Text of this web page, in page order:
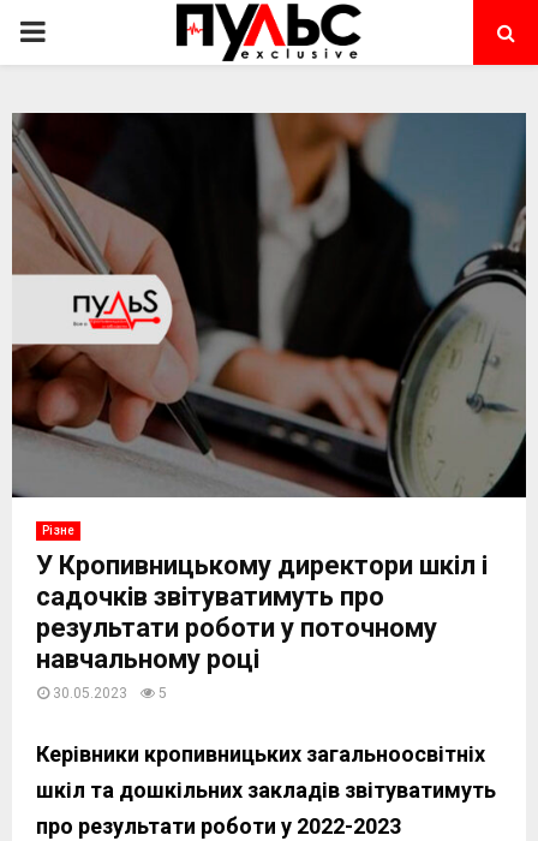
PRIMARY
Різне
У Кропивницькому директори шкіл і
садочків звітуватимуть про
результати роботи у поточному
навчальному році
30.05.2023 5
Керівники кропивницьких загальноосвітніх
шкіл та дошкільних закладів звітуватимуть
про результати роботи у 2022-2023